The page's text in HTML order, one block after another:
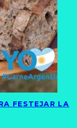
FESTEJAR LA